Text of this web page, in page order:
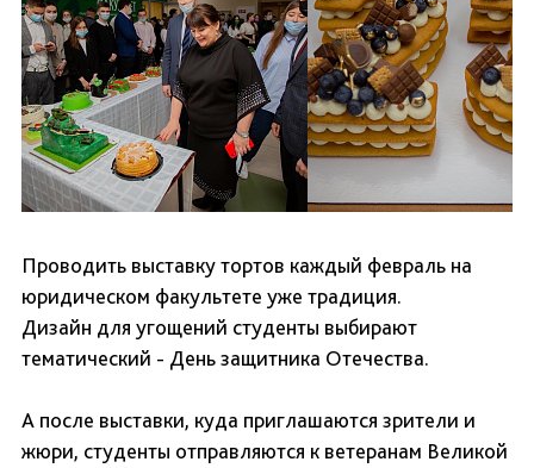
Проводить выставку тортов каждый февраль на
юридическом факультете уже традиция.
Дизайн для угощений студенты выбирают
тематический - День защитника Отечества.
А после выставки, куда приглашаются зрители и
жюри, студенты отправляются к ветеранам Великой